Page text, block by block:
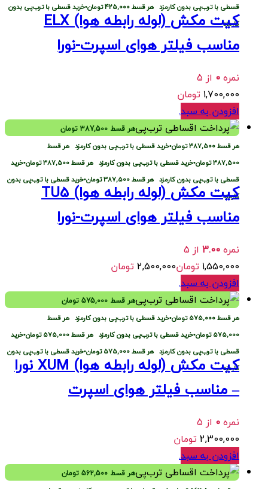
قسطی با ترب‌پی بدون کارمزد هر قسط425,000تومان•خرید قسطی با ترب‌پی بدون
کارمزد
کیت مکش (لوله رابطه هوا) ELX
مناسب فیلتر هوای اسپرت-نورا
نمره0 از 5
1,700,000تومان
افزودن به سبد.
هر قسط 387,500تومان
هر قسط387,500تومان•خرید قسطی با ترب‌پی بدون کارمزد هر قسط
387,500تومان•خرید قسطی با ترب‌پی بدون کارمزد هر قسط387,500تومان•خرید
قسطی با ترب‌پی بدون کارمزد هر قسط387,500تومان•خرید قسطی با ترب‌پی بدون
کارمزد
کیت مکش (لوله رابطه هوا) TU5
مناسب فیلتر هوای اسپرت-نورا
نمره3.00 از 5
1,550,000تومان2,500,000تومان
افزودن به سبد.
هر قسط 575,000تومان
هر قسط575,000 تومان•خرید قسطی با ترب‌پی بدون کارمزد هر قسط
575,000 تومان•خرید قسطی با ترب‌پی بدون کارمزد هر قسط575,000 تومان•خرید
قسطی با ترب‌پی بدون کارمزد هر قسط575,000 تومان•خرید قسطی با ترب‌پی بدون
کارمزد
کیت مکش (لوله رابطه هوا) XUM نورا
– مناسب فیلتر هوای اسپرت
نمره0 از 5
2,300,000تومان
افزودن به سبد.
هر قسط 562,500تومان